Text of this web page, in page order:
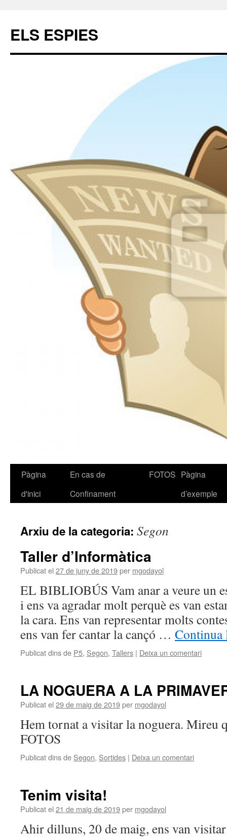
ELS ESPIES
Vés
Pàgina
d'inici
En cas de
Confinament
FOTOS Pàgina
d’exemple
Arxiu de la categoria: Segon
Taller d’Informàtica
Publicat el 27 de juny de 2019per mgodayol
EL BIBLIOBÚS Vam anar a veure un
i ens va agradar molt perquè es van
la cara. Ens van representar molts
ens van fer cantar la cançó …
Publicat dins de P5, Segon, Tallers | Deixa un comentari
LA NOGUERA A LA
Publicat el 29 de maig de 2019per mgodayol
Hem tornat a visitar la noguera. Mireu
FOTOS
Publicat dins de Segon, Sortides | Deixa un comentari
Tenim visita!
Publicat el 21 de maig de 2019per mgodayol
Ahir dilluns, 20 de maig, ens van